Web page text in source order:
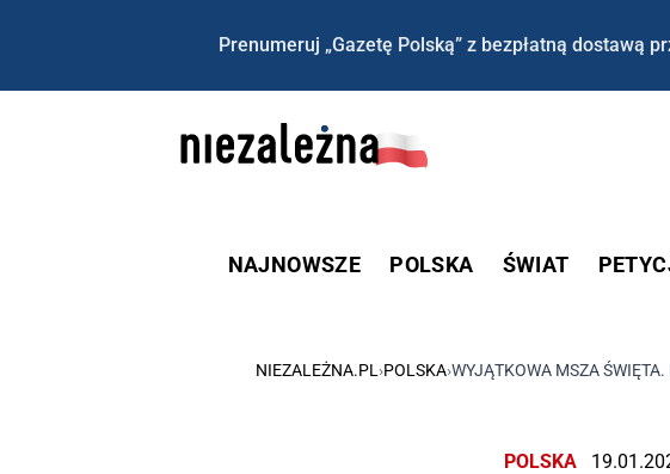
Prenumeruj „Gazetę Polską” z bezpłatną dostawą
NAJNOWSZE POLSKA ŚWIAT
NIEZALEŻNA.PL ›POLSKA›WYJĄTKOWA MSZA
POLSKA